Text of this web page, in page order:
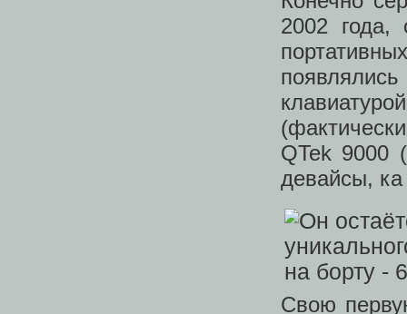
2002 года,
QTek 9000
девайсы,
Свою